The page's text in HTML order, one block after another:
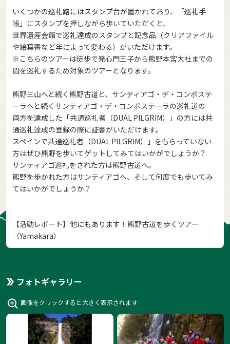
いくつかの巡礼路にはスタンプ台が置かれており、「巡礼手
帳」にスタンプを押しながら歩いていただくと、
世界遺産会館で巡礼達成のスタンプと記念品（クリアファイル
や絵葉書など年によって変わる）がいただけます。
※こちらのツアーは徒歩で発心門王子から熊野本宮大社までの
間を巡礼するため対象のツアーとなります。
熊野三山へと続く熊野古道と、サンティアゴ・デ・コンポステ
ーラへと続くサンティアゴ・デ・コンポステーラの巡礼道の
両方を達成した「共通巡礼者（DUAL PILGRIM）」の方には共
通巡礼達成の登録の際に証書がいただけます。
スペインで共通巡礼者（DUAL PILGRIM）」をもらっていない
方はぜひ熊野を歩いてゲットしてみてはいかがでしょうか？
サンティアゴ巡礼をされた方は熊野古道へ。
熊野を歩かれた方はサンティアゴへ、そして何度でも歩いてみ
てはいかがでしょうか？
【活動レポート】他にもあります！熊野古道を歩くツアー
（Yamakara）
フォトギャラリー
画像をクリックすると大きく表示されます